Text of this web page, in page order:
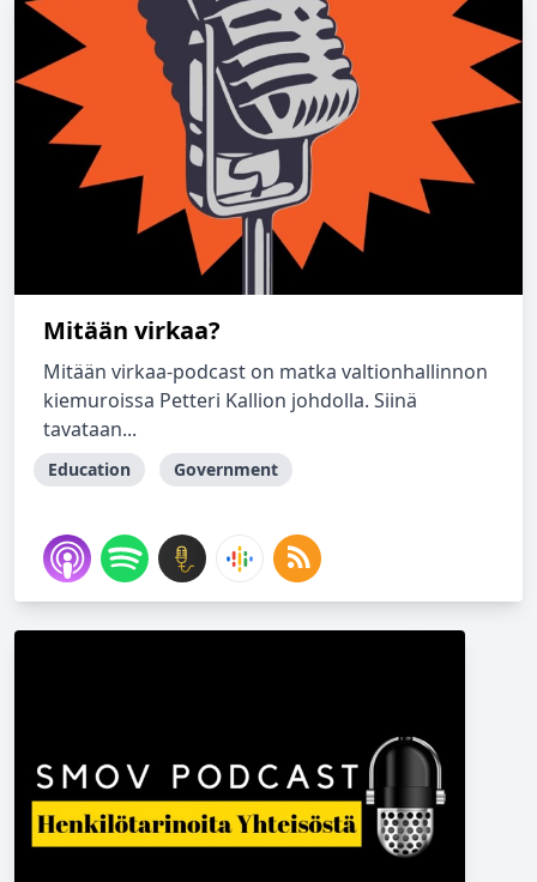
Mitään virkaa?
Mitään virkaa-podcast on matka valtionhallinnon
kiemuroissa Petteri Kallion johdolla. Siinä
tavataan...
Education Government